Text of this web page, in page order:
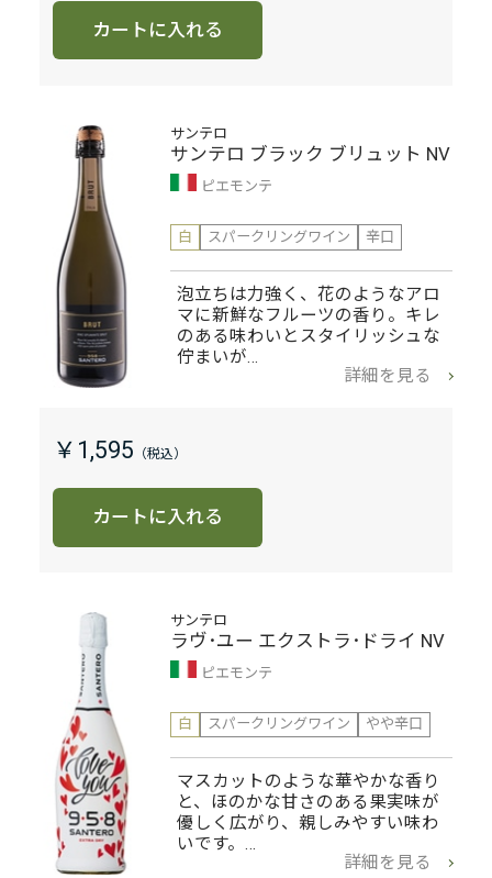
カートに入れる
サンテロ
サンテロ ブラック ブリュット NV
ピエモンテ
白 スパークリングワイン 辛口
泡立ちは力強く、花のようなアロ
マに新鮮なフルーツの香り。キレ
のある味わいとスタイリッシュな
佇まいが…
詳細を見る
￥1,595
カートに入れる
サンテロ
ラヴ･ユー エクストラ･ドライ NV
ピエモンテ
白 スパークリングワイン やや辛口
マスカットのような華やかな香り
と、ほのかな甘さのある果実味が
優しく広がり、親しみやすい味わ
いです。…
詳細を見る